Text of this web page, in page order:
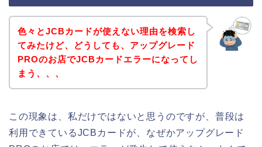
色々とJCBカードが使えない理由を検索し
てみたけど、どうしても、アップグレード
PROのお店でJCBカードエラーになってし
まう、、、
この現象は、私だけではないと思うのですが、普段は
利用できているJCBカードが、なぜかアップグレード